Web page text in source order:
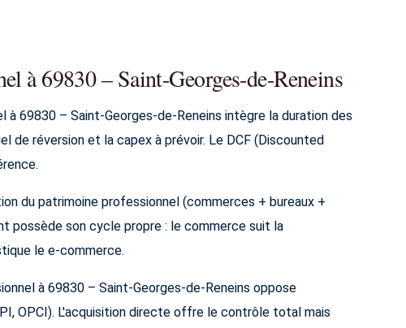
à 69830 – Saint-Georges-de-Reneins
69830 – Saint-Georges-de-Reneins intègre la duration des
de réversion et la capex à prévoir. Le DCF (Discounted
du patrimoine professionnel (commerces + bureaux +
possède son cycle propre : le commerce suit la
le e-commerce.
à 69830 – Saint-Georges-de-Reneins oppose
OPCI). L'acquisition directe offre le contrôle total mais